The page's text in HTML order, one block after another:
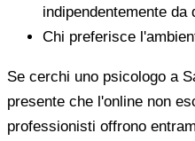
indipendentemente da
Chi preferisce
Se cerchi uno psicologo a
presente che l'online non
professionisti offrono